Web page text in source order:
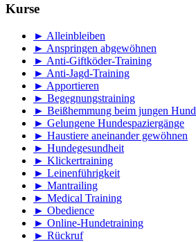
Kurse
► Alleinbleiben
► Anspringen abgewöhnen
► Anti-Giftköder-Training
► Anti-Jagd-Training
► Apportieren
► Begegnungstraining
► Beißhemmung beim jungen Hund
► Gelungene Hundespaziergänge
► Haustiere aneinander gewöhnen
► Hundegesundheit
► Klickertraining
► Leinenführigkeit
► Mantrailing
► Medical Training
► Obedience
► Online-Hundetraining
► Rückruf